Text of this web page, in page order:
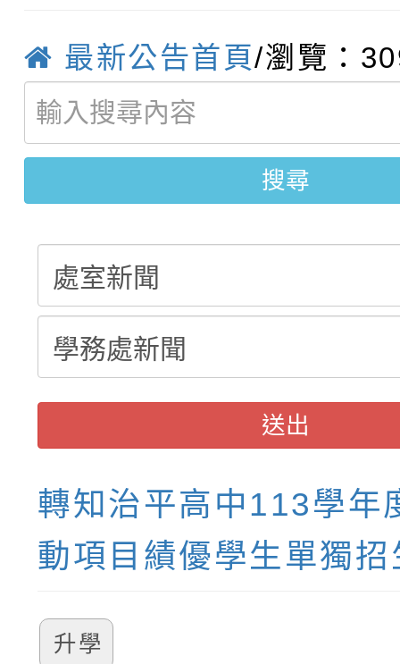
結果(第12招)
賽及師生本土語及新住
賽實施要點
轉知：「桃園市115學
比賽實施要點」
轉知：「115年金融知
動辦法」
轉知臺中市政府政風處
城市手牽手，綠能透明
畫影片一案
轉知：「115學年度全
劇比賽實施要點」及修
表
最新公告首頁/瀏覽：
搜尋
送出
轉知治平高中113學年
動項目績優學生單獨招
升學